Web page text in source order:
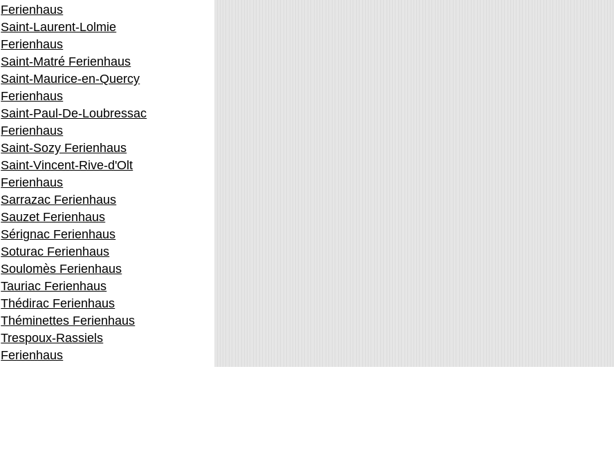
Ferienhaus
Saint-Laurent-Lolmie
Ferienhaus
Saint-Matré Ferienhaus
Saint-Maurice-en-Quercy
Ferienhaus
Saint-Paul-De-Loubressac
Ferienhaus
Saint-Sozy Ferienhaus
Saint-Vincent-Rive-d'Olt
Ferienhaus
Sarrazac Ferienhaus
Sauzet Ferienhaus
Sérignac Ferienhaus
Soturac Ferienhaus
Soulomès Ferienhaus
Tauriac Ferienhaus
Thédirac Ferienhaus
Théminettes Ferienhaus
Trespoux-Rassiels
Ferienhaus